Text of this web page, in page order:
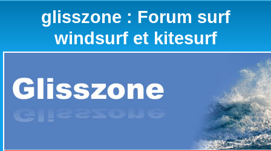
glisszone : Forum surf
windsurf et kitesurf